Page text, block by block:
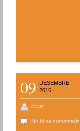
09
DESEMBRE
2016
clicat
No hi ha comentaris